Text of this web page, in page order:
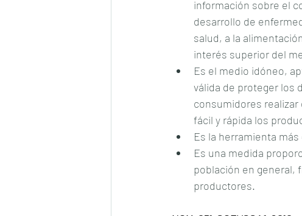
información sobre el
desarrollo de
salud, a la
interés superior del
Es el medio idóneo,
válida de proteger los
consumidores
fácil y rápida los
Es la herramienta
Es una medida
población en general,
productores.